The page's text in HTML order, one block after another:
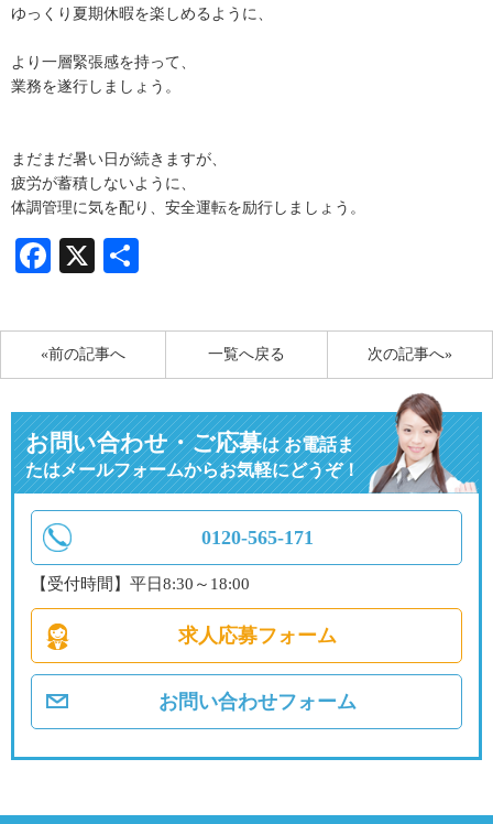
ゆっくり夏期休暇を楽しめるように、
より一層緊張感を持って、
業務を遂行しましょう。
まだまだ暑い日が続きますが、
疲労が蓄積しないように、
体調管理に気を配り、安全運転を励行しましょう。
Facebook
X
«前の記事へ 次の記事へ»
一覧へ戻る
お問い合わせ・ご応募はお電話ま
たはメールフォームからお気軽にどうぞ！
0120-565-171
【受付時間】平日8:30～18:00
求人応募フォーム
お問い合わせフォーム